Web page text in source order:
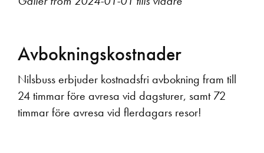
Våra resor
Avbokningskostnader
Nilsbuss erbjuder kostnadsfri avbokning fram till
24 timmar före avresa vid dagsturer, samt 72
timmar före avresa vid flerdagars resor!